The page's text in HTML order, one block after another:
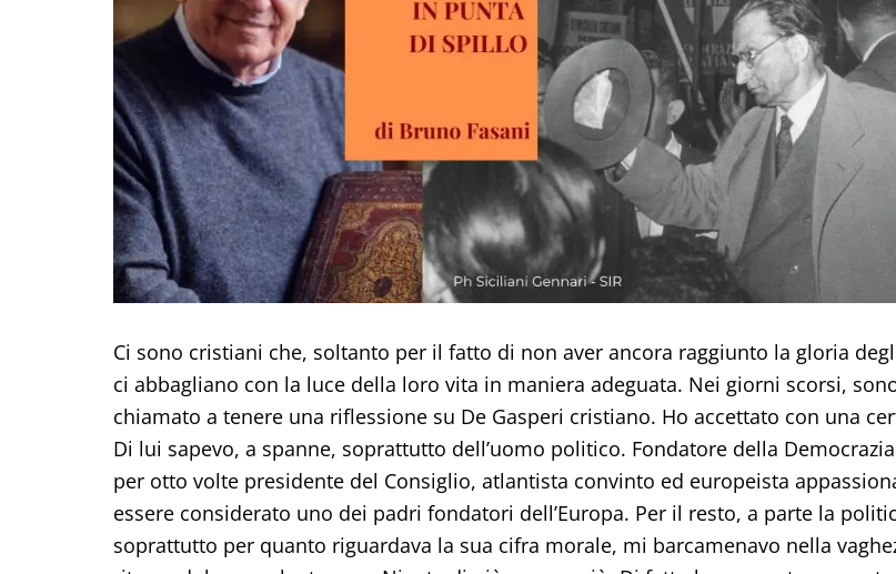
Ci sono cristiani che, soltanto per il fatto di non aver ancora raggiunto la gloria
ci abbagliano con la luce della loro vita in maniera adeguata. Nei giorni scorsi,
chiamato a tenere una riflessione su De Gasperi cristiano. Ho accettato con una
Di lui sapevo, a spanne, soprattutto dell’uomo politico. Fondatore della
per otto volte presidente del Consiglio, atlantista convinto ed europeista
essere considerato uno dei padri fondatori dell’Europa. Per il resto, a parte la
soprattutto per quanto riguardava la sua cifra morale, mi barcamenavo nella